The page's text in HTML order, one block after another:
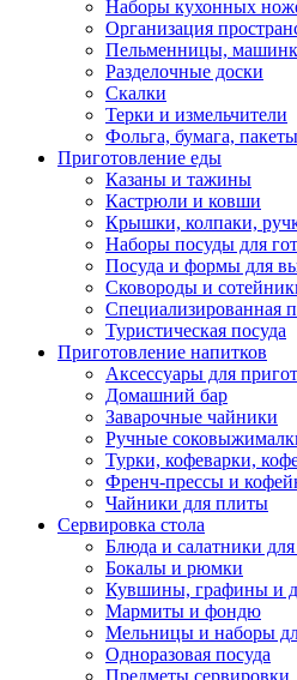
Наборы кухонных
Организация
Пельменницы,
Разделочные доски
Скалки
Терки и измельчители
Фольга, бумага, пакеты
Приготовление еды
Казаны и тажины
Кастрюли и ковши
Крышки, колпаки,
Наборы посуды для
Посуда и формы для
Сковороды и
Специализированная
Туристическая посуда
Приготовление напитков
Аксессуары для
Домашний бар
Заварочные чайники
Ручные
Турки, кофеварки,
Френч-прессы и
Чайники для плиты
Сервировка стола
Блюда и салатники
Бокалы и рюмки
Кувшины, графины и
Мармиты и фондю
Мельницы и наборы
Одноразовая посуда
Предметы сервировки